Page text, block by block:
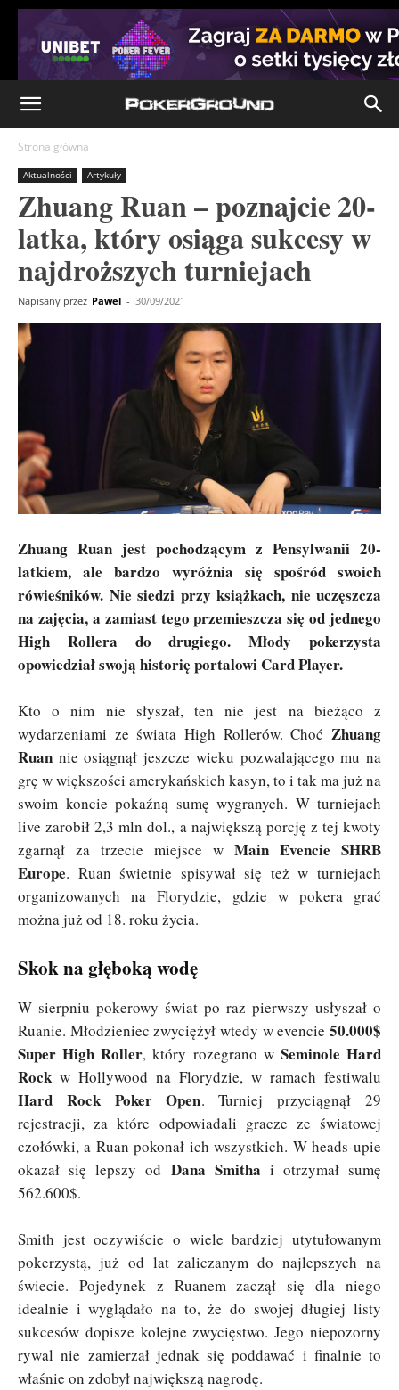
Strona główna
Aktualności Artykuły
Zhuang Ruan – poznajcie 20-
latka, który osiąga sukcesy w
najdroższych turniejach
Napisany przez Pawel - 30/09/2021
Zhuang Ruan jest pochodzącym z Pensylwanii 20-
latkiem, ale bardzo wyróżnia się spośród swoich
rówieśników. Nie siedzi przy książkach, nie uczęszcza
na zajęcia, a zamiast tego przemieszcza się od jednego
High Rollera do drugiego. Młody pokerzysta
opowiedział swoją historię portalowi Card Player.
Kto o nim nie słyszał, ten nie jest na bieżąco z
wydarzeniami ze świata High Rollerów. Choć Zhuang
Ruan nie osiągnął jeszcze wieku pozwalającego mu na
grę w większości amerykańskich kasyn, to i tak ma już na
swoim koncie pokaźną sumę wygranych. W turniejach
live zarobił 2,3 mln dol., a największą porcję z tej kwoty
zgarnął za trzecie miejsce w Main Evencie SHRB
Europe. Ruan świetnie spisywał się też w turniejach
organizowanych na Florydzie, gdzie w pokera grać
można już od 18. roku życia.
Skok na głęboką wodę
W sierpniu pokerowy świat po raz pierwszy usłyszał o
Ruanie. Młodzieniec zwyciężył wtedy w evencie 50.000$
Super High Roller, który rozegrano w Seminole Hard
Rock w Hollywood na Florydzie, w ramach festiwalu
Hard Rock Poker Open. Turniej przyciągnął 29
rejestracji, za które odpowiadali gracze ze światowej
czołówki, a Ruan pokonał ich wszystkich. W heads-upie
okazał się lepszy od Dana Smitha i otrzymał sumę
562.600$.
Smith jest oczywiście o wiele bardziej utytułowanym
pokerzystą, już od lat zaliczanym do najlepszych na
świecie. Pojedynek z Ruanem zaczął się dla niego
idealnie i wyglądało na to, że do swojej długiej listy
sukcesów dopisze kolejne zwycięstwo. Jego niepozorny
rywal nie zamierzał jednak się poddawać i finalnie to
właśnie on zdobył największą nagrodę.